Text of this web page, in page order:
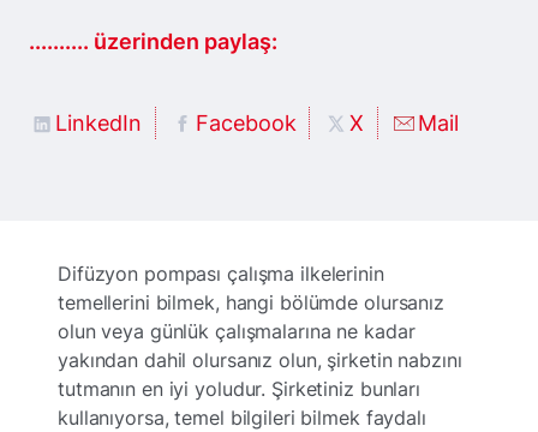
.......... üzerinden paylaş:
LinkedIn Facebook X Mail
Difüzyon pompası çalışma ilkelerinin
temellerini bilmek, hangi bölümde olursanız
olun veya günlük çalışmalarına ne kadar
yakından dahil olursanız olun, şirketin nabzını
tutmanın en iyi yoludur. Şirketiniz bunları
kullanıyorsa, temel bilgileri bilmek faydalı